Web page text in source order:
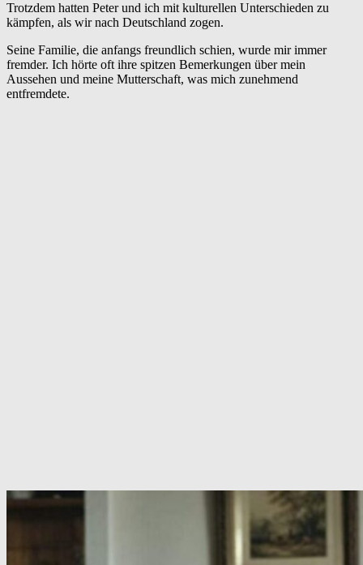
Trotzdem hatten Peter und ich mit kulturellen Unterschieden zu
kämpfen, als wir nach Deutschland zogen.
Seine Familie, die anfangs freundlich schien, wurde mir immer
fremder. Ich hörte oft ihre spitzen Bemerkungen über mein
Aussehen und meine Mutterschaft, was mich zunehmend
entfremdete.